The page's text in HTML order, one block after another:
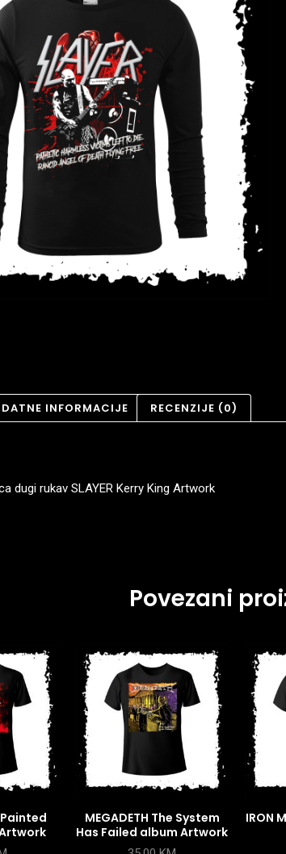
INFORMACIJE RECENZIJE (0)
dugi rukav SLAYER Kerry King Artwork
Povezani
Painted
MEGADETH The System
Has Failed album Artwork
IRON